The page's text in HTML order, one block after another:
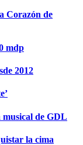
Corazón de
mdp
2012
musical de GDL
la cima